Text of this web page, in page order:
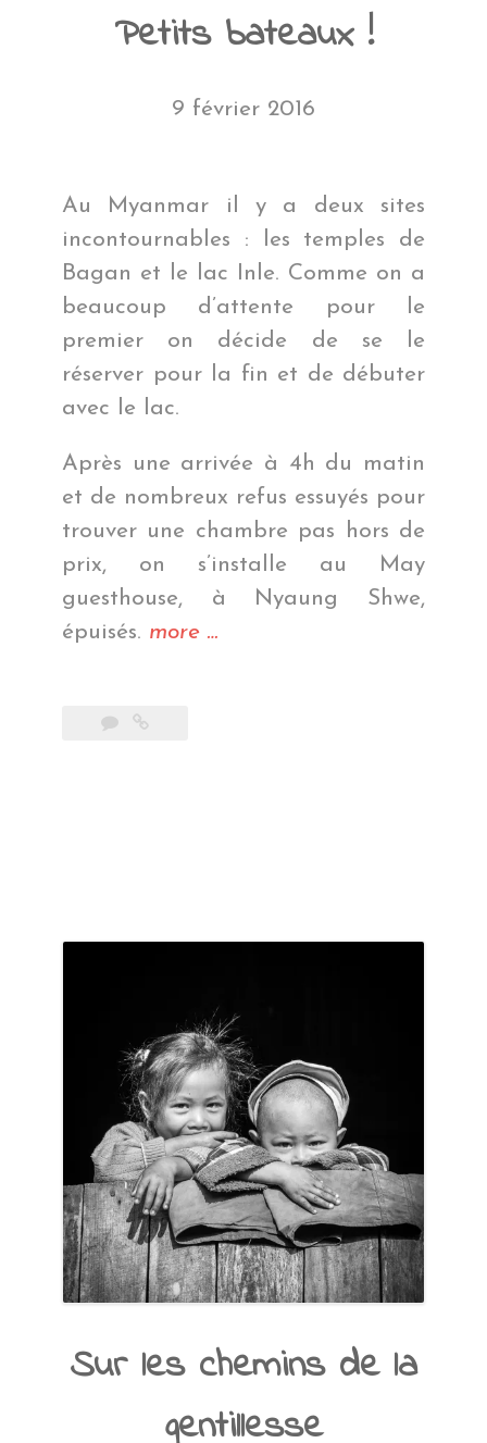
Petits bateaux !
9 février 2016
Au Myanmar il y a deux sites
incontournables : les temples de
Bagan et le lac Inle. Comme on a
beaucoup d’attente pour le
premier on décide de se le
réserver pour la fin et de débuter
avec le lac.
Après une arrivée à 4h du matin
et de nombreux refus essuyés pour
trouver une chambre pas hors de
prix, on s’installe au May
guesthouse, à Nyaung Shwe,
épuisés. more « Petits
…
Sur les chemins de la
gentillesse